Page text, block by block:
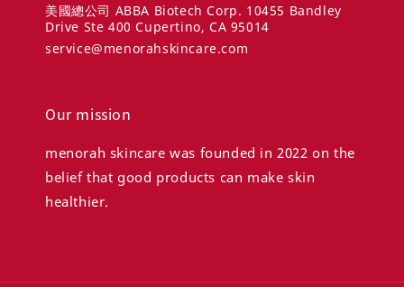
美國總公司 ABBA Biotech Corp. 10455 Bandley
Drive Ste 400 Cupertino, CA 95014
service@menorahskincare.com
Our mission
menorah skincare was founded in 2022 on the
belief that good products can make skin
healthier.